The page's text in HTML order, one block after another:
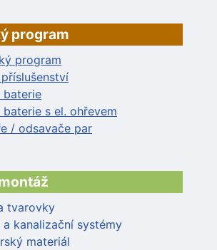
program
program
baterie
baterie s el. ohřevem
/ odsavače par
tvarovky
a kanalizační systémy
materiál